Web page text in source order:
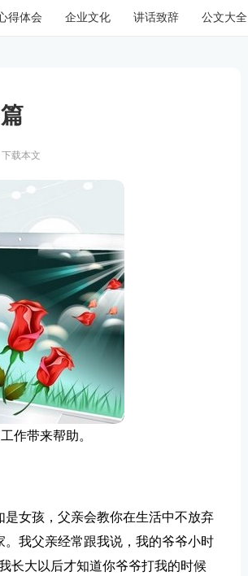
得体会 企业文化 讲话致辞 公文大全
下载本文
作带来帮助。
女孩，父亲会教你在生活中不放弃
我父亲经常跟我说，我的爷爷小时
长大以后才知道你爷爷打我的时候